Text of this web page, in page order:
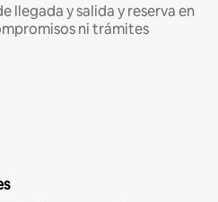
llegada y salida y reserva en
ni trámites